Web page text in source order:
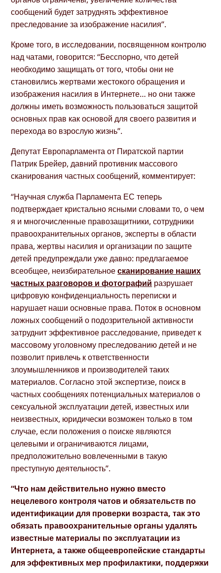
сообщений будет затруднять эффективное
преследование за изображение насилия”.
Кроме того, в исследовании, посвященном контролю
над чатами, говорится: “Бесспорно, что детей
необходимо защищать от того, чтобы они не
становились жертвами жестокого обращения и
изображения насилия в Интернете… но они также
должны иметь возможность пользоваться защитой
основных прав как основой для своего развития и
перехода во взрослую жизнь”.
Депутат Европарламента от Пиратской партии
Патрик Брейер, давний противник массового
сканирования частных сообщений, комментирует:
“Научная служба Парламента ЕС теперь
подтверждает кристально ясными словами то, о чем
я и многочисленные правозащитники, сотрудники
правоохранительных органов, эксперты в области
права, жертвы насилия и организации по защите
детей предупреждали уже давно: предлагаемое
всеобщее, неизбирательноесканирование наших
частных разговоров и фотографий разрушает
цифровую конфиденциальность переписки и
нарушает наши основные права. Поток в основном
ложных сообщений о подозрительной активности
затруднит эффективное расследование, приведет к
массовому уголовному преследованию детей и не
позволит привлечь к ответственности
злоумышленников и производителей таких
материалов. Согласно этой экспертизе, поиск в
частных сообщениях потенциальных материалов о
сексуальной эксплуатации детей, известных или
неизвестных, юридически возможен только в том
случае, если положения о поиске являются
целевыми и ограничиваются лицами,
предположительно вовлеченными в такую
преступную деятельность”.
“Что нам действительно нужно вместо
нецелевого контроля чатов и обязательств по
идентификации для проверки возраста, так это
обязать правоохранительные органы удалять
известные материалы по эксплуатации из
Интернета, а также общеевропейские стандарты
для эффективных мер профилактики, поддержки